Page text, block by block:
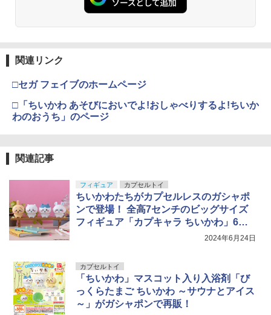
関連リンク
□セガ フェイブのホームページ
□「ちいかわ あそびにおいでよ!おしゃべりするよ!ちいか
わのおうち」のページ
関連記事
フィギュア カプセルトイ
ちいかわたちがカプセルレスのガシャポ
ンで登場！ 全高7センチのビッグサイズ
フィギュア「カプキャラ ちいかわ」6月
2024年6月24日
カプセルトイ
「ちいかわ」マスコット入り入浴剤「び
っくらたまご ちいかわ ～サウナとアイス
～」がガシャポンで再販！